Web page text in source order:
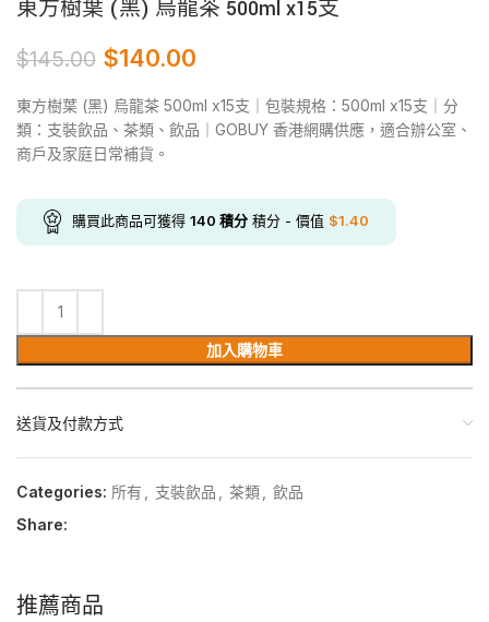
東方樹葉 (黑) 烏龍茶 500ml x15支
$145.00 $140.00
東方樹葉 (黑) 烏龍茶 500ml x15支｜包裝規格：500ml x15支｜分
類：支裝飲品、茶類、飲品｜GOBUY 香港網購供應，適合辦公室、
商戶及家庭日常補貨。
購買此商品可獲得 140 積分 積分 - 價值 $1.40
加入購物車
送貨及付款方式
Categories: 所有 支裝飲品 茶類
飲品
Share:
推薦商品